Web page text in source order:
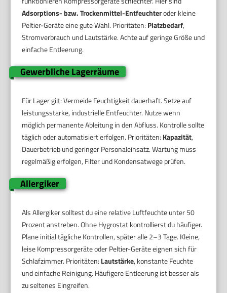
Adsorptions- bzw. Trockenmittel-Entfeuchteroder kleine
Peltier-Geräte eine gute Wahl. Prioritäten: Platzbedarf,
Stromverbrauch und Lautstärke. Achte auf geringe Größe und
einfache Entleerung.
Gewerbliche Lagerräume
Für Lager gilt: Vermeide Feuchtigkeit dauerhaft. Setze auf
leistungsstarke, industrielle Entfeuchter. Nutze wenn
möglich permanente Ableitung in den Abfluss. Kontrolle sollte
täglich oder automatisiert erfolgen. Prioritäten: Kapazität,
Dauerbetrieb und geringer Personaleinsatz. Wartung muss
regelmäßig erfolgen, Filter und Kondensatwege prüfen.
Allergiker
Als Allergiker solltest du eine relative Luftfeuchte unter 50
Prozent anstreben. Ohne Hygrostat kontrollierst du häufiger.
Plane initial tägliche Kontrollen, später alle 2–3 Tage. Kleine,
leise Kompressorgeräte oder Peltier-Geräte eignen sich für
Schlafzimmer. Prioritäten: Lautstärke, konstante Feuchte
und einfache Reinigung. Häufigere Entleerung ist besser als
zu seltenes Eingreifen.